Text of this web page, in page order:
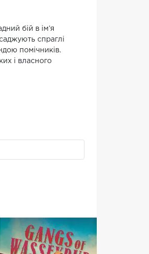
бій в ім’я
спраглі
помічників.
і власного